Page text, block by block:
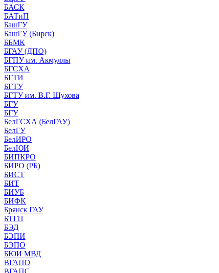
БАСК
БАТиП
БашГУ
БашГУ (Бирск)
ББМК
БГАУ (ДПО)
БГПУ им. Акмуллы
БГСХА
БГТИ
БГТУ
БГТУ им. В.Г. Шухова
БГУ
БГУ
БелГСХА (БелГАУ)
БелГУ
БелИРО
БелЮИ
БИПКРО
БИРО (РБ)
БИСТ
БИТ
БИУБ
БИФК
Брянск ГАУ
БТГП
БЭД
БЭПИ
БЭПО
БЮИ МВД
ВГАПО
ВГАПС